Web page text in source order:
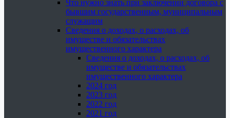
Что нужно знать при заключении договора с
бывшим государственным, муниципальным
служащим
Сведения о доходах, о расходах, об
имуществе и обязательствах
имущественного характера
Сведения о доходах, о расходах, об
имуществе и обязательствах
имущественного характера
2024 год
2023 год
2022 год
2021 год